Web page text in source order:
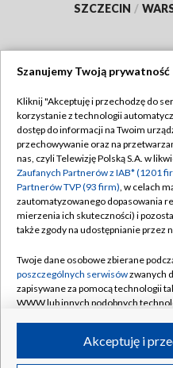
SZCZECIN /
Abonament TVP
Emisja w TVP
Centrum informacji TVP
Naziemna Telewizja
Rada Programowa
System NOS
Informacje o nadawcy
Program dla prasy
©2026 Telewizja
Szanujemy Twoją prywatność
Kliknij "Akceptuję i przechodzę do
korzystanie z technologii
dostęp do informacji na Twoim
przechowywanie oraz na
nas, czyli Telewizję Polską S.A. w
Zaufanych Partnerów z IAB* (1201
Partnerów TVP (93 firm), w celach
zautomatyzowanego dopasowania
mierzenia ich skuteczności) i
także zgody na udostępnianie przez
Twoje dane osobowe zbierane
poszczególnych serwisówzwanych
zapisywane za pomocą technologii
WWW lub innych podobnych
ruchu w Internecie.Akceptuję i